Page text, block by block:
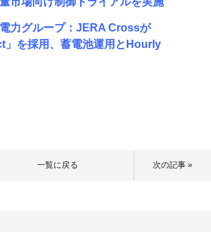
電力グループ：JERA Crossが
」を採用、蓄電池運用とHourly
一覧に戻る 次の記事 »